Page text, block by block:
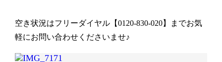
空き状況はフリーダイヤル【0120-830-020】までお気
軽にお問い合わせくださいませ♪